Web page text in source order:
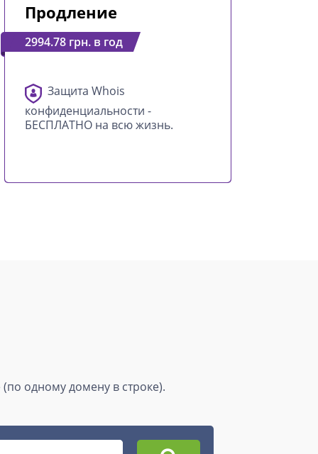
Продление
2994.78 грн. в год
Защита Whois
конфиденциальности -
БЕСПЛАТНО на всю жизнь.
одному домену в строке).